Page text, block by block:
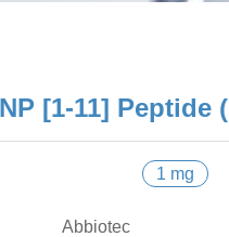
[1-11] Peptide
1 mg
Abbiotec